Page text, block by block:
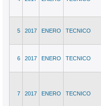
5 2017 ENERO TECNICO
6 2017 ENERO TECNICO
7 2017 ENERO TECNICO